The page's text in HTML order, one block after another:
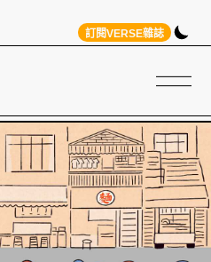
訂閱VERSE雜誌